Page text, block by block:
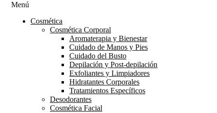
Menú
Cosmética
Cosmética Corporal
Aromaterapia y Bienestar
Cuidado de Manos y Pies
Cuidado del Busto
Depilación y Post-depilación
Exfoliantes y Limpiadores
Hidratantes Corporales
Tratamientos Específicos
Desodorantes
Cosmética Facial